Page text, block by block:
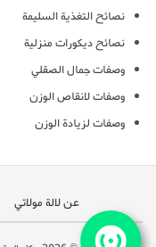
نصائح التغذية السليمة
نصائح ديكورات منزلية
وصفات جمال الصقلي
وصفات لانقاص الوزن
وصفات لزيادة الوزن
عن لالة مولاتي